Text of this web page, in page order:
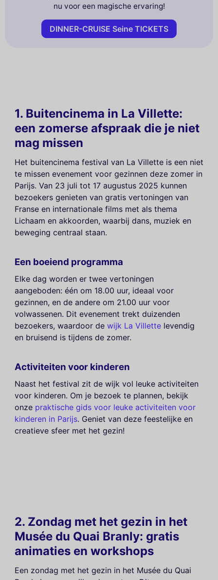
nu voor een magische ervaring!
DINNER-CRUISE Seine TICKETS
1. Buitencinema in La Villette:
een zomerse afspraak die je niet
mag missen
Het buitencinema festival van La Villette is een niet
te missen evenement voor gezinnen deze zomer in
Parijs. Van 23 juli tot 17 augustus 2025 kunnen
bezoekers genieten van gratis vertoningen van
Franse en internationale films met als thema
Lichaam en akkoorden, waarbij dans, muziek en
beweging centraal staan.
Een boeiend programma
Elke dag worden er twee vertoningen
aangeboden: één om 18.00 uur, ideaal voor
gezinnen, en de andere om 21.00 uur voor
volwassenen. Dit evenement trekt duizenden
bezoekers, waardoor de wijk La Villette levendig
en bruisend is tijdens de zomer.
Activiteiten voor kinderen
Naast het festival zit de wijk vol leuke activiteiten
voor kinderen. Om je bezoek te plannen, bekijk
onze praktische gids voor leuke activiteiten voor
kinderen in Parijs. Geniet van deze feestelijke en
creatieve sfeer met het gezin!
2. Zondag met het gezin in het
Musée du Quai Branly: gratis
animaties en workshops
Een zondag met het gezin in het Musée du Quai